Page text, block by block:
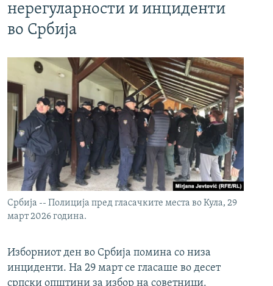
нерегуларности и инциденти
во Србија
Србија -- Полиција пред гласачките места во Кула, 29
март 2026 година.
Изборниот ден во Србија помина со низа
инциденти. На 29 март се гласаше во десет
српски општини за избор на советници.